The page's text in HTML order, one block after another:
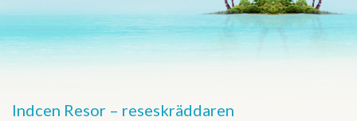
Indcen Resor – reseskräddaren